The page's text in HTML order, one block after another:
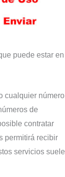
puede estar en
cualquier número
de
contratar
permitirá recibir
servicios suele